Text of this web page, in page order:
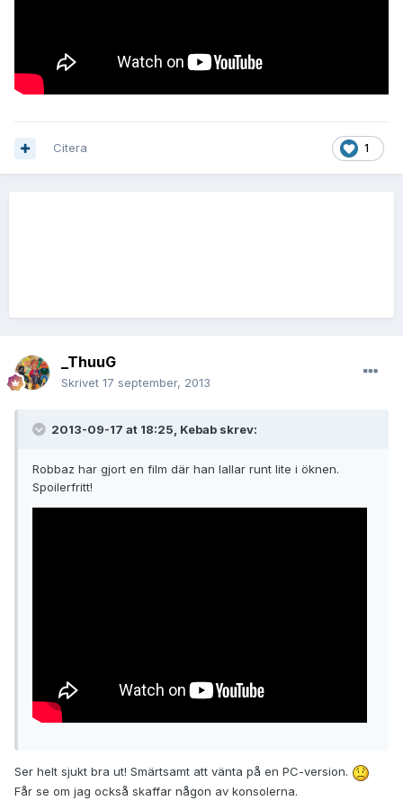
1
Citera
_ThuuG
Skrivet 17 september, 2013
2013-09-17 at 18:25, Kebab skrev:
Robbaz har gjort en film där han lallar runt lite i öknen.
Spoilerfritt!
Ser helt sjukt bra ut! Smärtsamt att vänta på en PC-version.
Får se om jag också skaffar någon av konsolerna.